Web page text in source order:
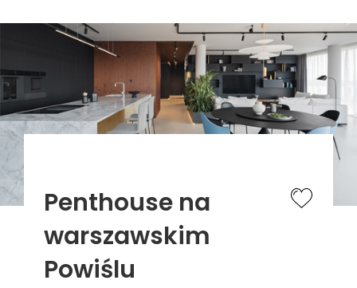
Penthouse na
warszawskim
Powiślu